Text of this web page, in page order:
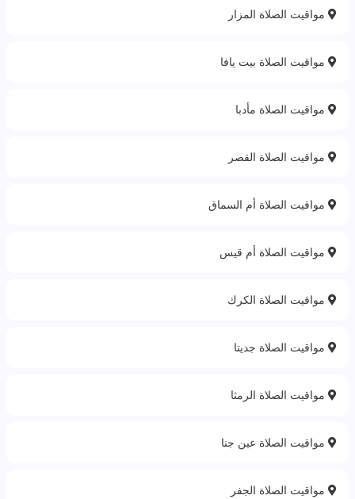
مواقيت الصلاة المزار
مواقيت الصلاة بيت يافا
مواقيت الصلاة مأدبا
مواقيت الصلاة القصر
مواقيت الصلاة أم السماق
مواقيت الصلاة أم قيس
مواقيت الصلاة الكرك
مواقيت الصلاة جديتا
مواقيت الصلاة الرمثا
مواقيت الصلاة عين جنا
مواقيت الصلاة الجفر